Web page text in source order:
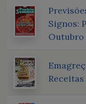
Signos:
Outubro